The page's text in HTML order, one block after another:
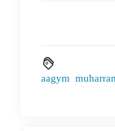
aagym